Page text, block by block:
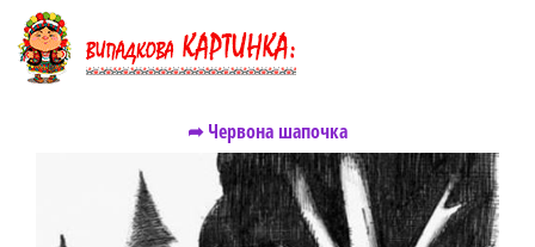
➦ Червона шапочка